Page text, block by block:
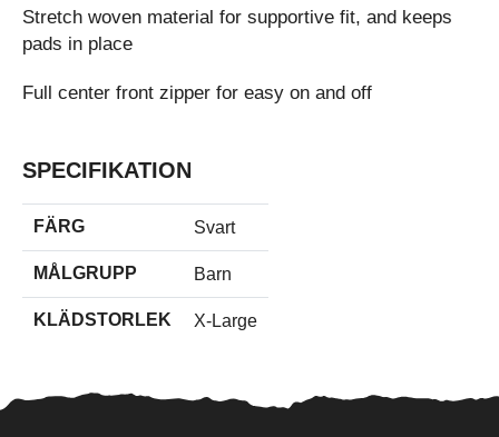
Stretch woven material for supportive fit, and keeps
pads in place
Full center front zipper for easy on and off
SPECIFIKATION
FÄRG Svart
MÅLGRUPP Barn
KLÄDSTORLEK X-Large